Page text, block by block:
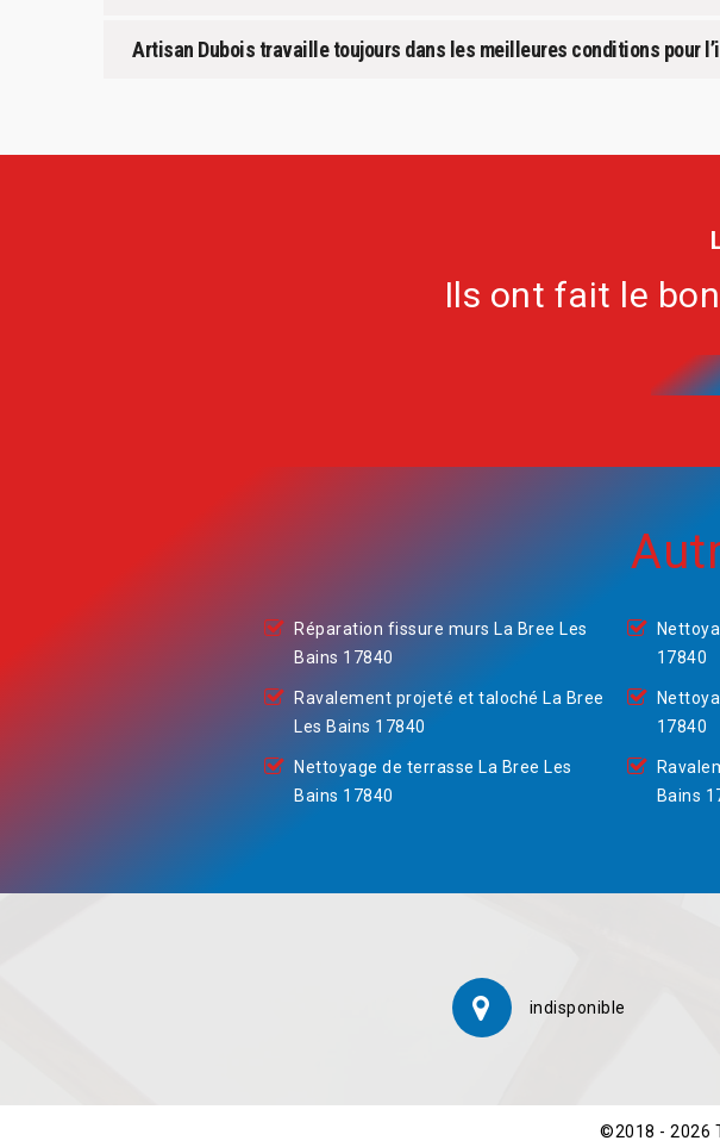
Artisan Dubois travaille toujours dans les meilleures conditions pour
Ils ont fait le
Réparation fissure murs La Bree Les
Bains 17840
Ravalement projeté et taloché La Bree
Les Bains 17840
Nettoyage de terrasse La Bree Les
Bains 17840
17840
17840
Bains
indisponible
©2018 - 2026